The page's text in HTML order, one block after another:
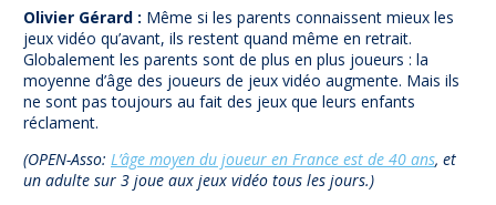
Olivier Gérard : Même si les parents connaissent mieux les
jeux vidéo qu’avant, ils restent quand même en retrait.
Globalement les parents sont de plus en plus joueurs : la
moyenne d’âge des joueurs de jeux vidéo augmente. Mais ils
ne sont pas toujours au fait des jeux que leurs enfants
réclament.
(OPEN-Asso: L’âge moyen du joueur en France est de 40 ans, et
un adulte sur 3 joue aux jeux vidéo tous les jours.)